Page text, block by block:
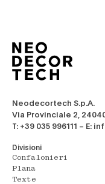
Neodecortech S.p.A.
Via Provinciale 2,
T: +39 035 996111 – E:
Divisioni
Confalonieri
Plana
Texte